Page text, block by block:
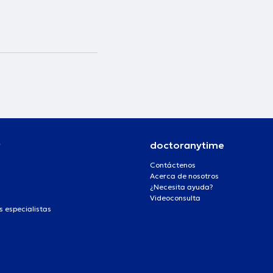
especialistas
doctoranytime
Contáctenos
Acerca de nosotros
¿Necesita ayuda?
Videoconsulta